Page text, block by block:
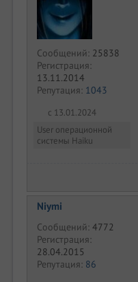
Сообщений: 25838
Регистрация:
13.11.2014
Репутация: 1043
с 13.01.2024
User операционной
системы Haiku
Niymi
Сообщений: 4772
Регистрация:
28.04.2015
Репутация: 86